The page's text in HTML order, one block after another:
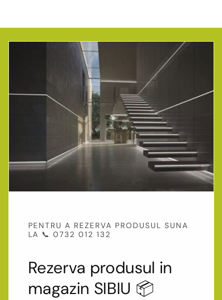
PENTRU A REZERVA PRODUSUL SUNA
LA 📞 0732 012 132
Rezerva produsul in
magazin SIBIU 📦